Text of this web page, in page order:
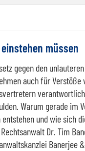
müssen
gegen den
auch für Verstöße
Warum gerade im
entstehen und wie sich
Dr. Tim
Banerjee